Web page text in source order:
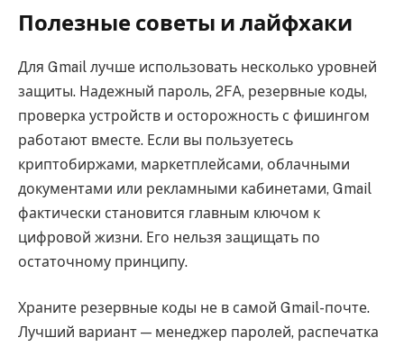
Полезные советы и лайфхаки
Для Gmail лучше использовать несколько уровней
защиты. Надежный пароль, 2FA, резервные коды,
проверка устройств и осторожность с фишингом
работают вместе. Если вы пользуетесь
криптобиржами, маркетплейсами, облачными
документами или рекламными кабинетами, Gmail
фактически становится главным ключом к
цифровой жизни. Его нельзя защищать по
остаточному принципу.
Храните резервные коды не в самой Gmail-почте.
Лучший вариант — менеджер паролей, распечатка